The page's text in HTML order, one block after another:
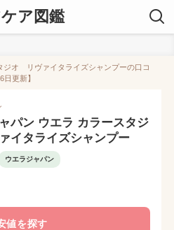
ア図鑑
ジオ リヴァイタライズシャンプーの口コ
更新】
パン ウエラ カラースタジ
イタライズシャンプー
ウエラジャパン
値を探す